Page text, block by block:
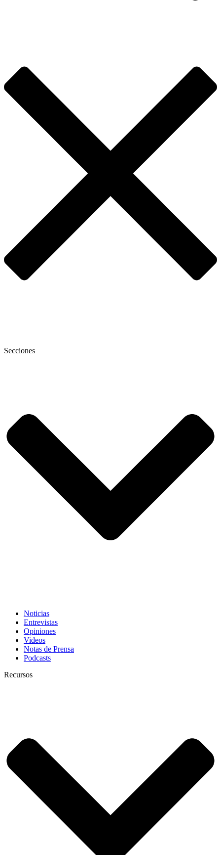
Secciones
Noticias
Entrevistas
Opiniones
Videos
Notas de Prensa
Podcasts
Recursos